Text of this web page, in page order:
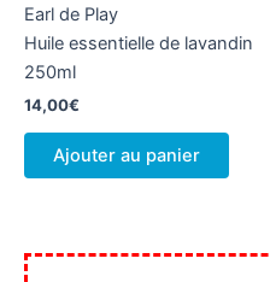
Earl de Play
Huile essentielle de lavandin
250ml
14,00€
Ajouter au panier